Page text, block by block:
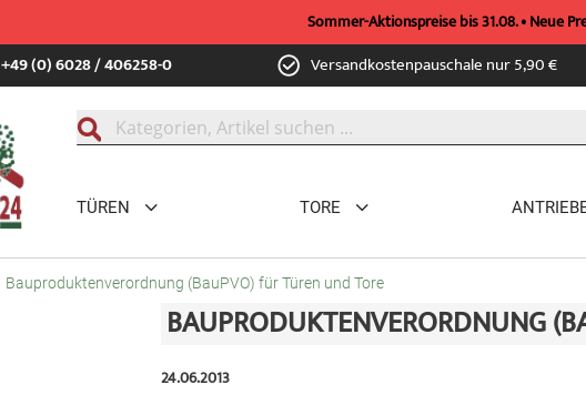
Sommer-Aktionspreise bis 31.08. • Neue
+49 (0) 6028 / 406258-0 Versandkostenpauschale nur 5,90 €
TÜREN TORE
Bauproduktenverordnung (BauPVO) für Türen und Tore
BAUPRODUKTENVERORDNUNG
24.06.2013